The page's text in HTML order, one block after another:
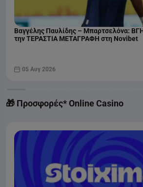
Βαγγέλης Παυλίδης – Μπαρτσελόνα:
την ΤΕΡΑΣΤΙΑ ΜΕΤΑΓΡΑΦΗ στη Novibet
05 Αυγ 2026
🎁 Προσφορές* Online Casino